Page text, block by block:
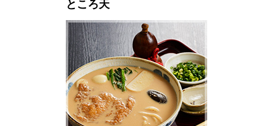
ところ天